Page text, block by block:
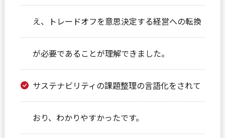
え、トレードオフを意思決定する経営への転換
が必要であることが理解できました。
サステナビリティの課題整理の言語化をされて
おり、わかりやすかったです。